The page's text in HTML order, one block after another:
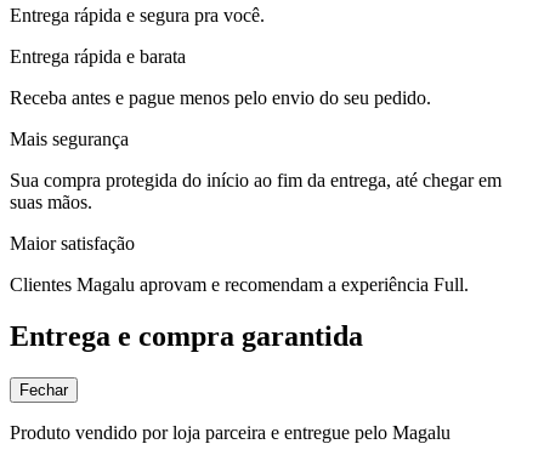
Entrega rápida e segura pra você.
Entrega rápida e barata
Receba antes e pague menos pelo envio do seu pedido.
Mais segurança
Sua compra protegida do início ao fim da entrega, até chegar em
suas mãos.
Maior satisfação
Clientes Magalu aprovam e recomendam a experiência Full.
Entrega e compra garantida
Fechar
Produto vendido por loja parceira e entregue pelo Magalu